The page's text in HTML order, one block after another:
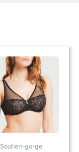
Soutien-gorge